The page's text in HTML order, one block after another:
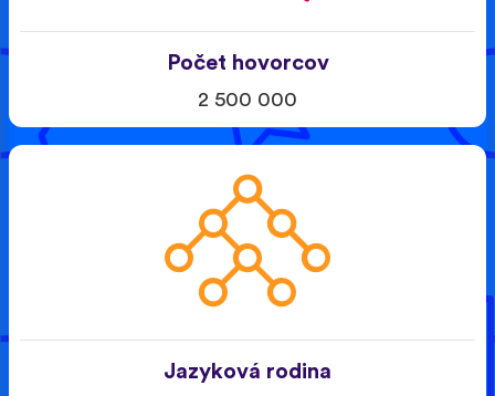
Počet hovorcov
2 500 000
Jazyková rodina